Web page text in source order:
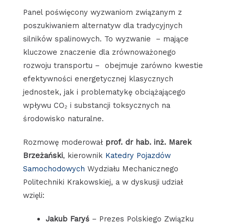
Panel poświęcony wyzwaniom związanym z
poszukiwaniem alternatyw dla tradycyjnych
silników spalinowych. To wyzwanie – mające
kluczowe znaczenie dla zrównoważonego
rozwoju transportu – obejmuje zarówno kwestie
efektywności energetycznej klasycznych
jednostek, jak i problematykę obciążającego
wpływu CO₂ i substancji toksycznych na
środowisko naturalne.
Rozmowę moderował prof. dr hab. inż. Marek
Brzeżański, kierownik Katedry Pojazdów
Samochodowych Wydziału Mechanicznego
Politechniki Krakowskiej, a w dyskusji udział
wzięli:
Jakub Faryś– Prezes Polskiego Związku